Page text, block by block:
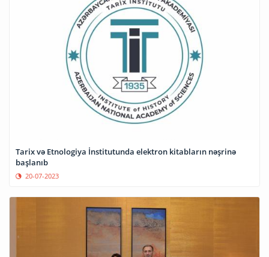
Tarix və Etnologiya İnstitutunda elektron kitabların nəşrinə
başlanıb
20-07-2023